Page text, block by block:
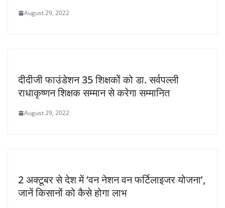
August 29, 2022
दीदीजी फाउंडेशन 35 शिक्षकों को डा. सर्वपल्ली
राधाकृष्णन शिक्षक सम्मान से करेगा सम्मानित
August 29, 2022
2 अक्टूबर से देश में ‘वन नेशन वन फर्टिलाइजर योजना’,
जानें किसानों को कैसे होगा लाभ